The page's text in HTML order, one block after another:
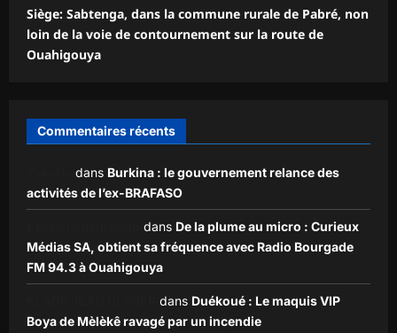
Siège: Sabtenga, dans la commune rurale de Pabré, non
loin de la voie de contournement sur la route de
Ouahigouya
Commentaires récents
dans Burkina : le gouvernement relance des
activités de l’ex-BRAFASO
dans De la plume au micro : Curieux
Médias SA, obtient sa fréquence avec Radio Bourgade
FM 94.3 à Ouahigouya
dans Duékoué : Le maquis VIP
Boya de Mèlèkê ravagé par un incendie